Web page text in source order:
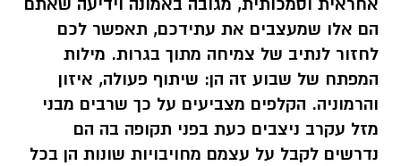
הם אלו שמעצבים את עתידכם, תאפשר לכם
לחזור לנתיב של צמיחה מתוך בגרות. מילות
המפתח של שבוע זה הן: שיתוף פעולה, איזון
והרמוניה. הקלפים מצביעים על כך שרבים מבני
מזל עקרב ניצבים כעת בפני תקופה בה הם
נדרשים לקבל על עצמם מחויבויות שונות הן בכל